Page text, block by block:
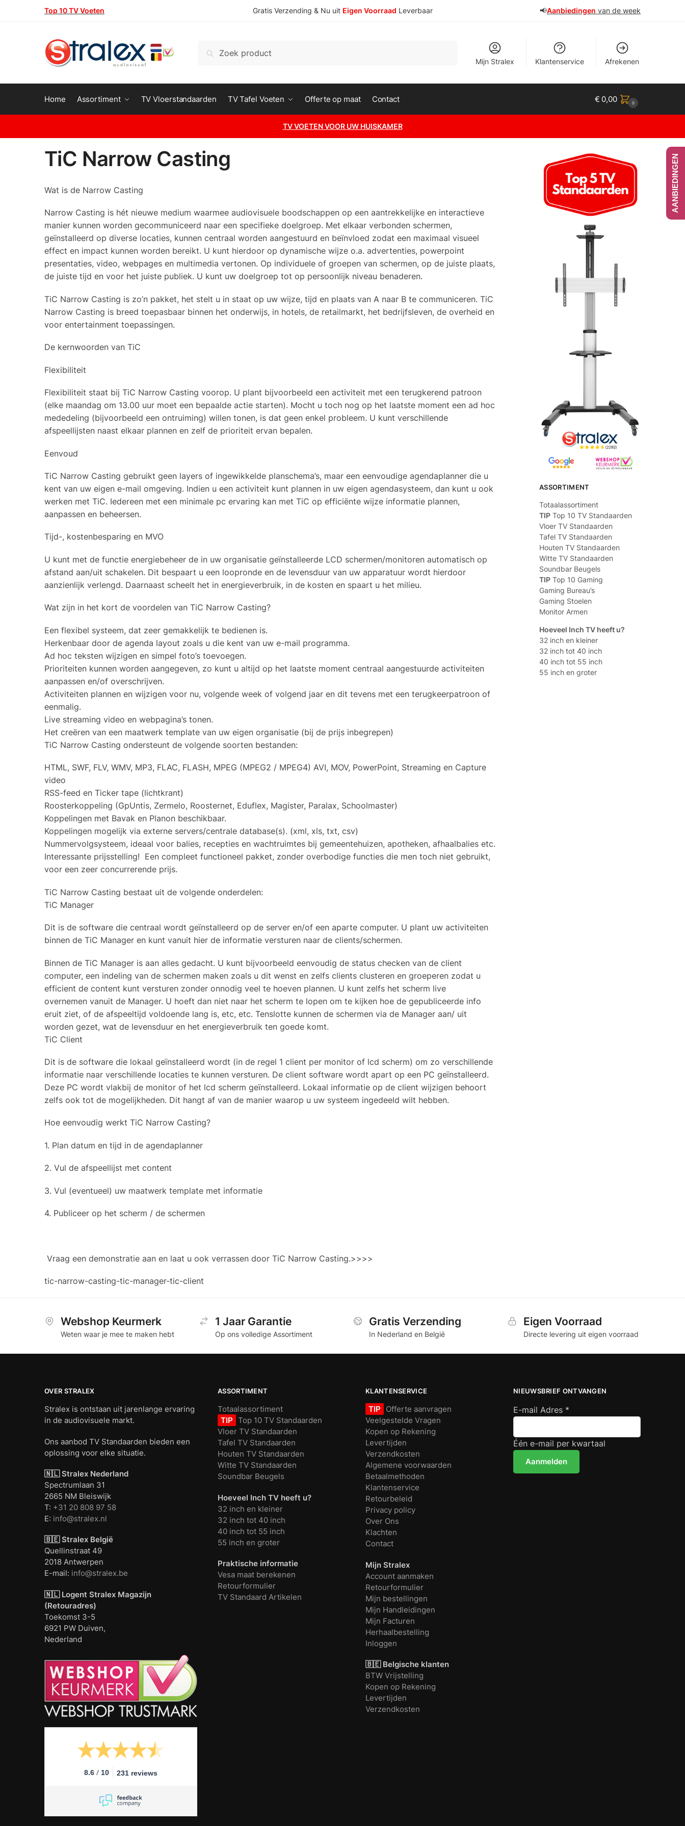
Top 10 TV Voeten Gratis Verzending & Nu uit Eigen Voorraad Leverbaar 📢Aanbiedingen van de week
naar:
Mijn Stralex Klantenservice Afrekenen
Home Assortiment TV Vloerstandaarden TV Tafel Voeten Offerte op maat Contact € 0,00 0
TV VOETEN VOOR UW HUISKAMER
TiC Narrow Casting
Wat is de Narrow Casting
Narrow Casting is hét nieuwe medium waarmee audiovisuele boodschappen op een aantrekkelijke en interactieve
manier kunnen worden gecommuniceerd naar een specifieke doelgroep. Met elkaar verbonden schermen,
geïnstalleerd op diverse locaties, kunnen centraal worden aangestuurd en beïnvloed zodat een maximaal visueel
effect en impact kunnen worden bereikt. U kunt hierdoor op dynamische wijze o.a. advertenties, powerpoint
presentaties, video, webpages en multimedia vertonen. Op individuele of groepen van schermen, op de juiste plaats,
de juiste tijd en voor het juiste publiek. U kunt uw doelgroep tot op persoonlijk niveau benaderen.
TiC Narrow Casting is zo’n pakket, het stelt u in staat op uw wijze, tijd en plaats van A naar B te communiceren. TiC
Narrow Casting is breed toepasbaar binnen het onderwijs, in hotels, de retailmarkt, het bedrijfsleven, de overheid en
voor entertainment toepassingen.
De kernwoorden van TiC
Flexibiliteit
Flexibiliteit staat bij TiC Narrow Casting voorop. U plant bijvoorbeeld een activiteit met een terugkerend patroon
(elke maandag om 13.00 uur moet een bepaalde actie starten). Mocht u toch nog op het laatste moment een ad hoc
mededeling (bijvoorbeeld een ontruiming) willen tonen, is dat geen enkel probleem. U kunt verschillende
afspeellijsten naast elkaar plannen en zelf de prioriteit ervan bepalen.
Eenvoud
TiC Narrow Casting gebruikt geen layers of ingewikkelde planschema’s, maar een eenvoudige agendaplanner die u
kent van uw eigen e-mail omgeving. Indien u een activiteit kunt plannen in uw eigen agendasysteem, dan kunt u ook
werken met TiC. Iedereen met een minimale pc ervaring kan met TiC op efficiënte wijze informatie plannen,
aanpassen en beheersen.
Tijd-, kostenbesparing en MVO
U kunt met de functie energiebeheer de in uw organisatie geïnstalleerde LCD schermen/monitoren automatisch op
afstand aan/uit schakelen. Dit bespaart u een loopronde en de levensduur van uw apparatuur wordt hierdoor
aanzienlijk verlengd. Daarnaast scheelt het in energieverbruik, in de kosten en spaart u het milieu.
Wat zijn in het kort de voordelen van TiC Narrow Casting?
Een flexibel systeem, dat zeer gemakkelijk te bedienen is.
Herkenbaar door de agenda layout zoals u die kent van uw e-mail programma.
Ad hoc teksten wijzigen en simpel foto’s toevoegen.
Prioriteiten kunnen worden aangegeven, zo kunt u altijd op het laatste moment centraal aangestuurde activiteiten
aanpassen en/of overschrijven.
Activiteiten plannen en wijzigen voor nu, volgende week of volgend jaar en dit tevens met een terugkeerpatroon of
eenmalig.
Live streaming video en webpagina’s tonen.
Het creëren van een maatwerk template van uw eigen organisatie (bij de prijs inbegrepen)
TiC Narrow Casting ondersteunt de volgende soorten bestanden:
HTML, SWF, FLV, WMV, MP3, FLAC, FLASH, MPEG (MPEG2 / MPEG4) AVI, MOV, PowerPoint, Streaming en Capture
video
RSS-feed en Ticker tape (lichtkrant)
Roosterkoppeling (GpUntis, Zermelo, Roosternet, Eduflex, Magister, Paralax, Schoolmaster)
Koppelingen met Bavak en Planon beschikbaar.
Koppelingen mogelijk via externe servers/centrale database(s). (xml, xls, txt, csv)
Nummervolgsysteem, ideaal voor balies, recepties en wachtruimtes bij gemeentehuizen, apotheken, afhaalbalies etc.
Interessante prijsstelling! Een compleet functioneel pakket, zonder overbodige functies die men toch niet gebruikt,
voor een zeer concurrerende prijs.
TiC Narrow Casting bestaat uit de volgende onderdelen:
TiC Manager
Dit is de software die centraal wordt geïnstalleerd op de server en/of een aparte computer. U plant uw activiteiten
binnen de TiC Manager en kunt vanuit hier de informatie versturen naar de clients/schermen.
Binnen de TiC Manager is aan alles gedacht. U kunt bijvoorbeeld eenvoudig de status checken van de client
computer, een indeling van de schermen maken zoals u dit wenst en zelfs clients clusteren en groeperen zodat u
efficient de content kunt versturen zonder onnodig veel te hoeven plannen. U kunt zelfs het scherm live
overnemen vanuit de Manager. U hoeft dan niet naar het scherm te lopen om te kijken hoe de gepubliceerde info
eruit ziet, of de afspeeltijd voldoende lang is, etc, etc. Tenslotte kunnen de schermen via de Manager aan/ uit
worden gezet, wat de levensduur en het energieverbruik ten goede komt.
TiC Client
Dit is de software die lokaal geïnstalleerd wordt (in de regel 1 client per monitor of lcd scherm) om zo verschillende
informatie naar verschillende locaties te kunnen versturen. De client software wordt apart op een PC geïnstalleerd.
Deze PC wordt vlakbij de monitor of het lcd scherm geïnstalleerd. Lokaal informatie op de client wijzigen behoort
zelfs ook tot de mogelijkheden. Dit hangt af van de manier waarop u uw systeem ingedeeld wilt hebben.
Hoe eenvoudig werkt TiC Narrow Casting?
1. Plan datum en tijd in de agendaplanner
2. Vul de afspeellijst met content
3. Vul (eventueel) uw maatwerk template met informatie
4. Publiceer op het scherm / de schermen
Vraag een demonstratie aan en laat u ook verrassen door TiC Narrow Casting.>>>>
tic-narrow-casting-tic-manager-tic-client
ASSORTIMENT
Totaalassortiment
TIP Top 10 TV Standaarden
Vloer TV Standaarden
Tafel TV Standaarden
Houten TV Standaarden
Witte TV Standaarden
Soundbar Beugels
TIP Top 10 Gaming
Gaming Bureau’s
Gaming Stoelen
Monitor Armen
Hoeveel Inch TV heeft u?
32 inch en kleiner
32 inch tot 40 inch
40 inch tot 55 inch
55 inch en groter
Webshop Keurmerk
Weten waar je mee te maken hebt
1 Jaar Garantie
Op ons volledige Assortiment
Gratis Verzending
In Nederland en België
Eigen Voorraad
Directe levering uit eigen voorraad
OVER STRALEX
Stralex is ontstaan uit jarenlange ervaring
in de audiovisuele markt.
Ons aanbod TV Standaarden bieden een
oplossing voor elke situatie.
🇳🇱 Stralex Nederland
Spectrumlaan 31
2665 NM Bleiswijk
T: +31 20 808 97 58
E: info@stralex.nl
🇧🇪 Stralex België
Quellinstraat 49
2018 Antwerpen
E-mail: info@stralex.be
🇳🇱 Logent Stralex Magazijn
(Retouradres)
Toekomst 3-5
6921 PW Duiven,
Nederland
8.6 / 10 231 reviews
ASSORTIMENT
Totaalassortiment
TIP Top 10 TV Standaarden
Vloer TV Standaarden
Tafel TV Standaarden
Houten TV Standaarden
Witte TV Standaarden
Soundbar Beugels
Hoeveel Inch TV heeft u?
32 inch en kleiner
32 inch tot 40 inch
40 inch tot 55 inch
55 inch en groter
Praktische informatie
Vesa maat berekenen
Retourformulier
TV Standaard Artikelen
KLANTENSERVICE
TIP
Offerte aanvragen
Veelgestelde Vragen
Kopen op Rekening
Levertijden
Verzendkosten
Algemene voorwaarden
Betaalmethoden
Klantenservice
Retourbeleid
Privacy policy
Over Ons
Klachten
Contact
Mijn Stralex
Account aanmaken
Retourformulier
Mijn bestellingen
Mijn Handleidingen
Mijn Facturen
Herhaalbestelling
Inloggen
🇧🇪 Belgische klanten
BTW Vrijstelling
Kopen op Rekening
Levertijden
Verzendkosten
NIEUWSBRIEF ONTVANGEN
E-mail Adres *
Één e-mail per kwartaal
AANBIEDINGEN